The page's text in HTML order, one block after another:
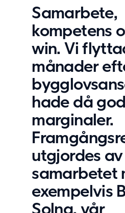
Samarbete,
kompetens
win. Vi
månader
hade då
marginaler.
utgjordes
samarbetet
exempelvis